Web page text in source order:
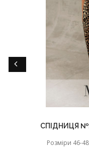
СПІДНИЦЯ
Розміри 46-